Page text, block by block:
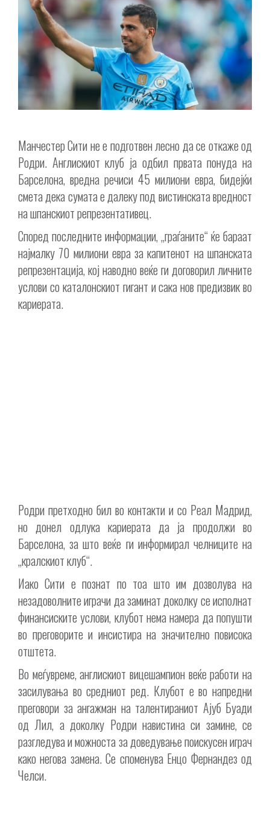
Манчестер Сити не е подготвен лесно да се откаже од
Родри. Англискиот клуб ја одбил првата понуда на
Барселона, вредна речиси 45 милиони евра, бидејќи
смета дека сумата е далеку под вистинската вредност
на шпанскиот репрезентативец.
Според последните информации, „граѓаните“ ќе бараат
најмалку 70 милиони евра за капитенот на шпанската
репрезентација, кој наводно веќе ги договорил личните
услови со каталонскиот гигант и сака нов предизвик во
кариерата.
Родри претходно бил во контакти и со Реал Мадрид,
но донел одлука кариерата да ја продолжи во
Барселона, за што веќе ги информирал челниците на
„кралскиот клуб“.
Иако Сити е познат по тоа што им дозволува на
незадоволните играчи да заминат доколку се исполнат
финансиските услови, клубот нема намера да попушти
во преговорите и инсистира на значително повисока
отштета.
Во меѓувреме, англискиот вицешампион веќе работи на
засилувања во средниот ред. Клубот е во напредни
преговори за ангажман на талентираниот Ајуб Буади
од Лил, а доколку Родри навистина си замине, се
разгледува и можноста за доведување поискусен играч
како негова замена. Се споменува Енцо Фернандез од
Челси.